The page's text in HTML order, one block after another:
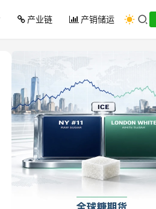
产业链 产销储运